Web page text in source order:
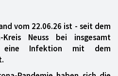
vom 22.06.26 ist - seit dem
Neuss bei insgesamt
eine Infektion mit dem